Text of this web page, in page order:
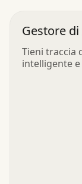
Gestore di
Tieni traccia
intelligente